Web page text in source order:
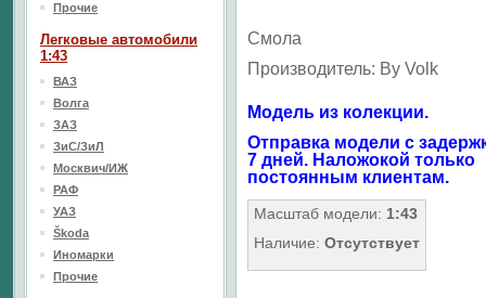
Смола
Производитель: By Volk
Модель из колекции.
Отправка модели с
7 дней. Наложокой только
постоянным клиентам.
Масштаб модели: 1:43
Наличие: Отсутствует
Прочие
Легковые автомобили
1:43
ВАЗ
Волга
ЗАЗ
ЗиС/ЗиЛ
Москвич/ИЖ
РАФ
УАЗ
Škoda
Иномарки
Прочие